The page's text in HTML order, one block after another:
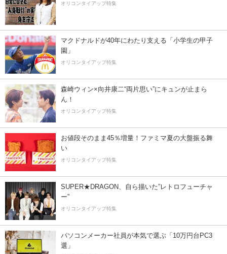
オリコンタイアップ特集
マクドナルドが40年にわたり支える「小学生の甲子
園」
オリコンタイアップ特集
森崎ウィン×向井康二“両片思い”にキュンが止まら
ん！
オリコンタイアップ特集
お値段そのまま45％増量！ファミマ夏の大盤振る舞
い
オリコンタイアップ特集
SUPER★DRAGON、自ら描いた”レトロフューチャ
ー”
オリコンタイアップ特集
パソコンメーカー社員が本気で選ぶ「10万円台PC3
選」